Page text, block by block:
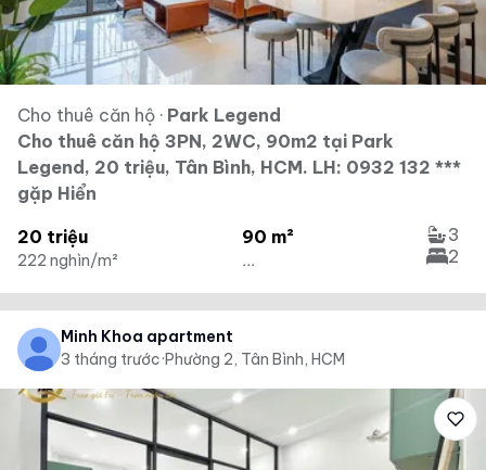
Cho thuê căn hộ · Park Legend
Cho thuê căn hộ 3PN, 2WC, 90m2 tại Park
Legend, 20 triệu, Tân Bình, HCM. LH: 0932 132 ***
gặp Hiển
20 triệu
222 nghìn/m²
90 m²
...
3
2
Minh Khoa apartment
3 tháng trước·Phường 2, Tân Bình, HCM